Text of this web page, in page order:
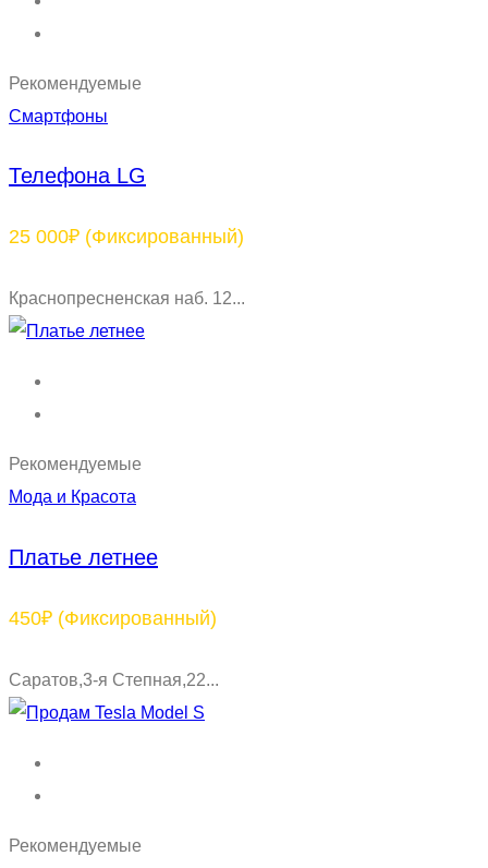
Рекомендуемые
Смартфоны
Телефона LG
25 000₽ (Фиксированный)
Краснопресненская наб. 12...
Рекомендуемые
Мода и Красота
Платье летнее
450₽ (Фиксированный)
Саратов,3-я Степная,22...
Рекомендуемые